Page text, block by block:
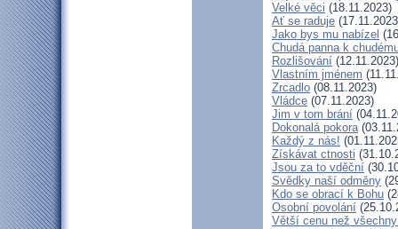
Velké věci (18.11.2023)
Ať se raduje
Jako bys mu nabízel
Chudá panna k
Rozlišování (12.11.2023)
Vlastním jménem
Zrcadlo (08.11.2023)
Vládce (07.11.2023)
Jim v tom brání
Dokonalá pokora
Každý z nás!
Získávat ctnosti
Jsou za to vděční
Svědky naší odměny
Kdo se obrací k Bohu
Osobní povolání
Větší cenu než